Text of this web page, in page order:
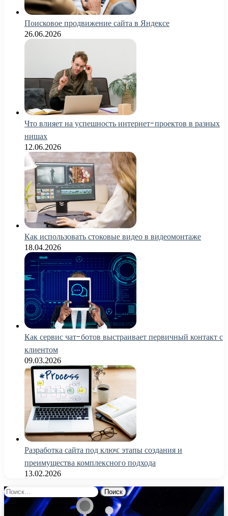
Поисковое продвижение сайта в Яндексе
26.06.2026
Что влияет на успешность интернет-проектов в разных
нишах
12.06.2026
Как использовать стоковые видео в видеомонтаже
18.04.2026
Как сервис чат-ботов выстраивает первичный контакт с
клиентом
09.03.2026
Разработка сайта под ключ: этапы создания и
преимущества комплексного подхода
13.02.2026
Найти: